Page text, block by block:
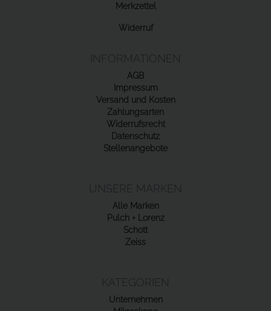
Merkzettel
Widerruf
INFORMATIONEN
AGB
Impressum
Versand und Kosten
Zahlungsarten
Widerrufsrecht
Datenschutz
Stellenangebote
UNSERE MARKEN
Alle Marken
Pulch + Lorenz
Schott
Zeiss
KATEGORIEN
Unternehmen